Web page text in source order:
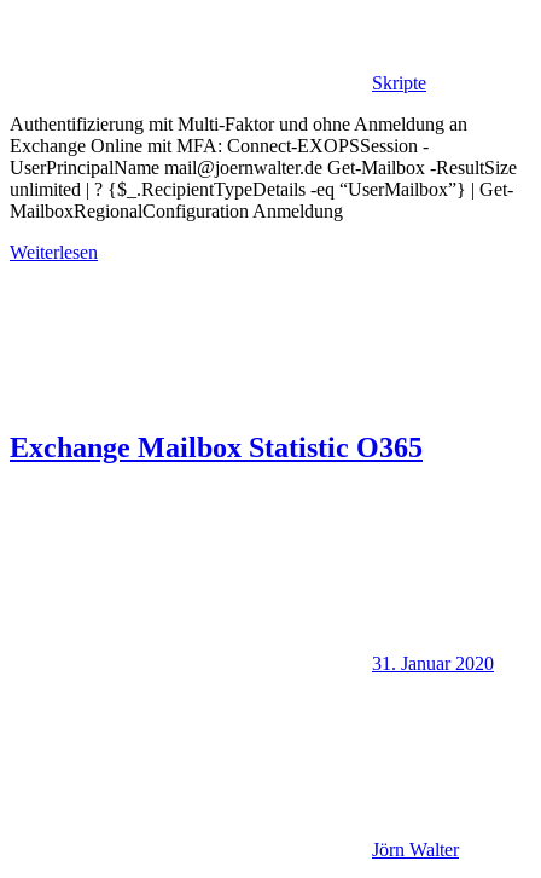
Skripte
Authentifizierung mit Multi-Faktor und ohne Anmeldung an
Exchange Online mit MFA: Connect-EXOPSSession -
UserPrincipalName mail@joernwalter.de Get-Mailbox -ResultSize
unlimited | ? {$_.RecipientTypeDetails -eq “UserMailbox”} | Get-
MailboxRegionalConfiguration Anmeldung
Weiterlesen
Exchange Mailbox Statistic O365
31. Januar 2020
Jörn Walter